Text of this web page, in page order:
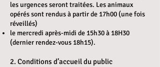
les urgences seront traitées. Les animaux
opérés sont rendus à partir de 17h00 (une fois
réveillés)
le mercredi après-midi de 15h30 à 18H30
(dernier rendez-vous 18h15).
2. Conditions d’accueil du public